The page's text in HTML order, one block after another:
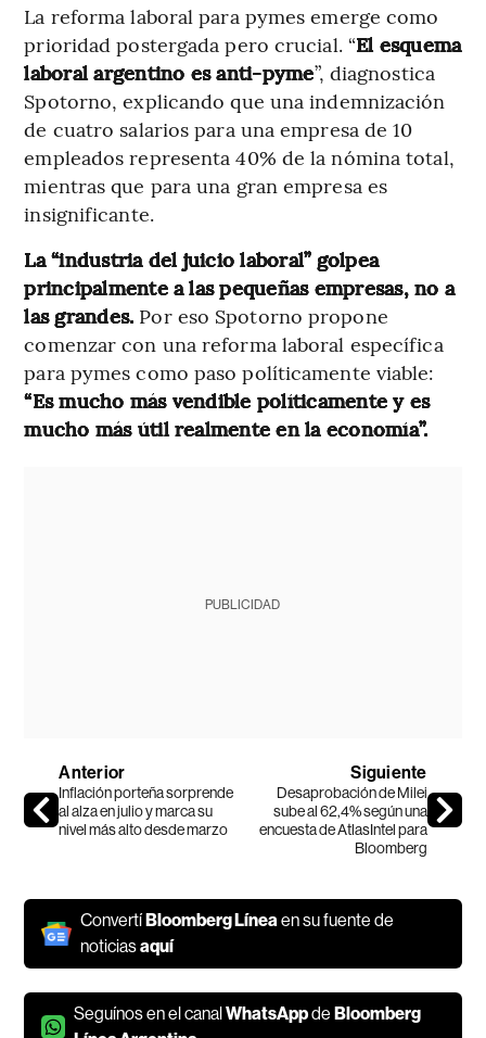
La reforma laboral para pymes emerge como
prioridad postergada pero crucial. “El esquema
laboral argentino es anti-pyme”, diagnostica
Spotorno, explicando que una indemnización
de cuatro salarios para una empresa de 10
empleados representa 40% de la nómina total,
mientras que para una gran empresa es
insignificante.
La “industria del juicio laboral” golpea
principalmente a las pequeñas empresas, no a
las grandes. Por eso Spotorno propone
comenzar con una reforma laboral específica
para pymes como paso políticamente viable:
“Es mucho más vendible políticamente y es
mucho más útil realmente en la economía”.
PUBLICIDAD
Anterior
Inflación porteña sorprende
al alza en julio y marca su
nivel más alto desde marzo
Siguiente
Desaprobación de Milei
sube al 62,4% según una
encuesta de AtlasIntel para
Bloomberg
ConvertíBloomberg Líneaen su fuente de
noticiasaquí
Seguínos en el canalWhatsAppdeBloomberg